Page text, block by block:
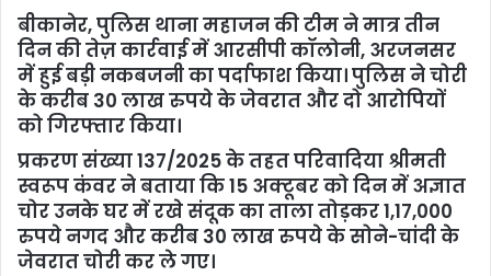
बीकानेर, पुलिस थाना महाजन की टीम ने मात्र तीन
दिन की तेज़ कार्रवाई में आरसीपी कॉलोनी, अरजनसर
में हुई बड़ी नकबजनी का पर्दाफाश किया। पुलिस ने चोरी
के करीब 30 लाख रुपये के जेवरात और दो आरोपियों
को गिरफ्तार किया।
प्रकरण संख्या 137/2025 के तहत परिवादिया श्रीमती
स्वरूप कंवर ने बताया कि 15 अक्टूबर को दिन में अज्ञात
चोर उनके घर में रखे संदूक का ताला तोड़कर 1,17,000
रुपये नगद और करीब 30 लाख रुपये के सोने-चांदी के
जेवरात चोरी कर ले गए।